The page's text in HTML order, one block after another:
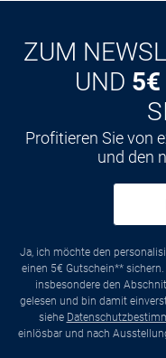
ZUM
UND 5€
Profitieren Sie von
und den
Ja, ich möchte den
einen 5€ Gutschein**
insbesondere den
gelesen und bin damit
siehe
einlösbar und nach